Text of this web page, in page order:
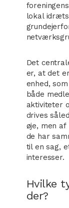
lokal
Det
er, at det
enhed,
både
aktiviteter
drives
øje, men
de har
til en sag,
interesser.
Hvilke
der?